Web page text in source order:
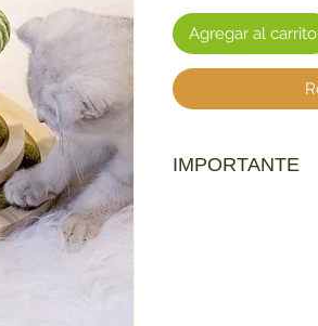
Agregar al carrito
IMPORTANTE